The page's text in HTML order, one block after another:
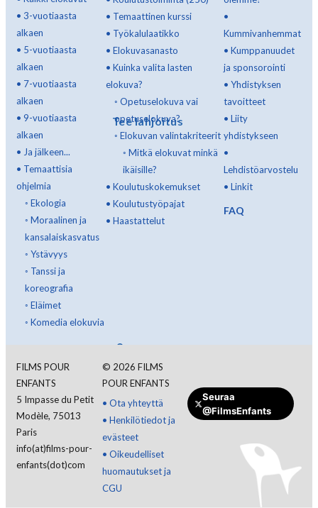
Tee lahjoitus
Suomi
• 3-vuotiaasta
alkaen
• 5-vuotiaasta
alkaen
• 7-vuotiaasta
alkaen
• 9-vuotiaasta
alkaen
• Ja jälkeen...
• Temaattisia
ohjelmia
◦ Ekologia
◦ Moraalinen ja
kansalaiskasvatus
◦ Ystävyys
◦ Tanssi ja
koreografia
◦ Eläimet
◦ Komedia elokuvia
• Temaattinen kurssi
• Työkalulaatikko
• Elokuvasanasto
• Kuinka valita lasten
elokuva?
◦ Opetuselokuva vai
opetuselokuva?
◦ Elokuvan valintakriteerit
◦ Mitkä elokuvat minkä
ikäisille?
• Koulutuskokemukset
• Koulutustyöpajat
• Haastattelut
•
Kummivanhemmat
•Kumppanuudet
ja sponsorointi
•Yhdistyksen
tavoitteet
•Liity
yhdistykseen
•
Lehdistöarvostelu
•Linkit
FAQ
FILMS POUR
ENFANTS
5 Impasse du Petit
Modèle, 75013
Paris
info(at)films-pour-
enfants(dot)com
© 2026 FILMS
POUR ENFANTS
• Ota yhteyttä
• Henkilötiedot ja
evästeet
• Oikeudelliset
huomautukset ja
CGU
Seuraa
@FilmsEnfants